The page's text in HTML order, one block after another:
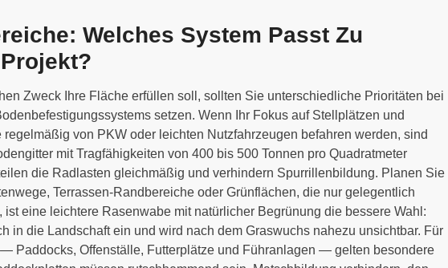
Welches System Passt Zu
Zweck Ihre Fläche erfüllen soll, sollten Sie unterschiedliche Prioritäten bei
setzen. Wenn Ihr Fokus auf Stellplätzen und
regelmäßig von PKW oder leichten Nutzfahrzeugen befahren werden, sind
mit Tragfähigkeiten von 400 bis 500 Tonnen pro Quadratmeter
die Radlasten gleichmäßig und verhindern Spurrillenbildung. Planen Sie
Terrassen-Randbereiche oder Grünflächen, die nur gelegentlich
ist eine leichtere Rasenwabe mit natürlicher Begrünung die bessere Wahl:
in die Landschaft ein und wird nach dem Graswuchs nahezu unsichtbar. Für
Paddocks, Offenställe, Futterplätze und Führanlagen — gelten besondere